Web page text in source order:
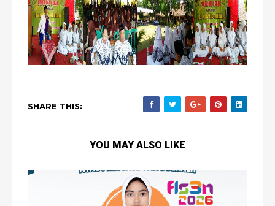
SHARE THIS:
YOU MAY ALSO LIKE